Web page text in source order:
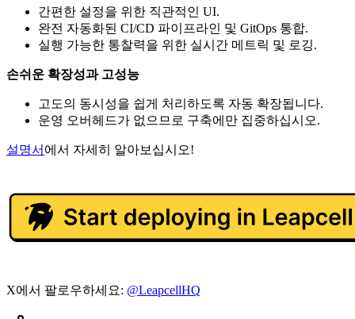
간편한 설정을 위한 직관적인 UI.
완전 자동화된 CI/CD 파이프라인 및 GitOps 통합.
실행 가능한 통찰력을 위한 실시간 메트릭 및 로깅.
손쉬운 확장성과 고성능
고도의 동시성을 쉽게 처리하도록 자동 확장됩니다.
운영 오버헤드가 없으므로 구축에만 집중하십시오.
설명서 에서 자세히 알아보십시오!
X에서 팔로우하세요: @LeapcellHQ